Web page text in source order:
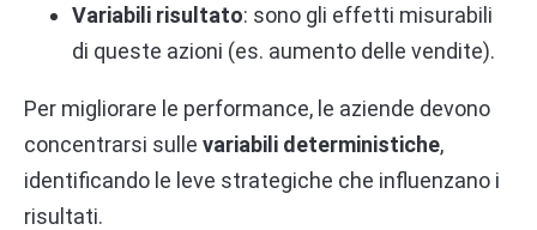
Variabili risultato: sono gli effetti misurabili
di queste azioni (es. aumento delle vendite).
Per migliorare le performance, le aziende devono
concentrarsi sulle variabili deterministiche,
identificando le leve strategiche che influenzano i
risultati.